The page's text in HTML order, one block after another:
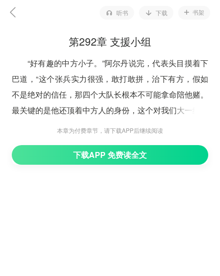
听书 下载 书架
第292章 支援小组
“好有趣的中方小子。”阿尔丹说完，代表头目摸着下
巴道，“这个张兵实力很强，敢打敢拼，治下有方，假如
不是绝对的信任，那四个大队长根本不可能拿命陪他赌。
最关键的是他还顶着中方人的身份，这个对我们大一统战
略最核心的部分有着至关重要的作用。但在此之前，一定
本章为付费章节，请下载APP后继续阅读
下载APP 免费读全文